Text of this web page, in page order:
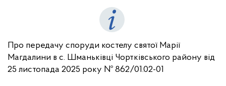
Про передачу споруди костелу святої Марії
Магдалини в с. Шманьківці Чортківського району від
25 листопада 2025 року № 862/01.02-01